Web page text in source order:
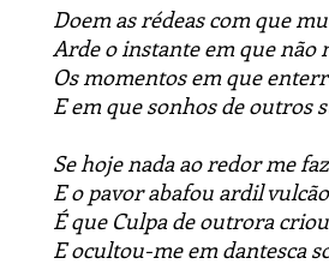
Doem as rédeas com que
Arde o instante em que não
Os momentos em que
E em que sonhos de outros
Se hoje nada ao redor me
E o pavor abafou ardil vulcão
É que Culpa de outrora
E ocultou-me em dantesca